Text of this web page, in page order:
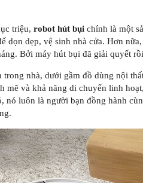
triệu, robot hút bụi chính là một
dọn dẹp, vệ sinh nhà cửa. Hơn
Bởi máy hút bụi đã giải quyết
nhà, dưới gầm đồ dùng nội
mẽ và khả năng di chuyển linh
nó luôn là người bạn đồng hành